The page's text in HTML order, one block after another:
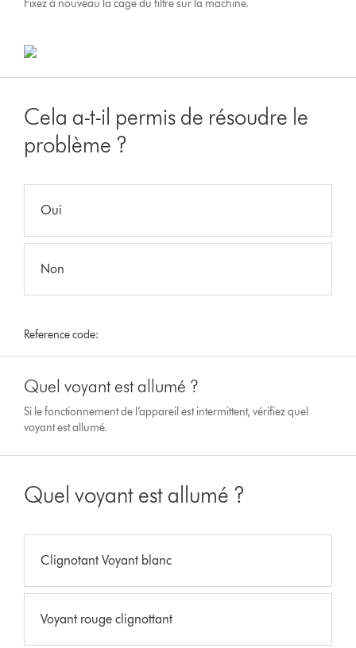
Fixez à nouveau la cage du filtre sur la machine.
Cela a-t-il permis de résoudre le
problème ?
Oui
Non
Reference code:
Quel voyant est allumé ?
Si le fonctionnement de l’appareil est intermittent, vérifiez quel
voyant est allumé.
Quel voyant est allumé ?
Clignotant Voyant blanc
Voyant rouge clignottant